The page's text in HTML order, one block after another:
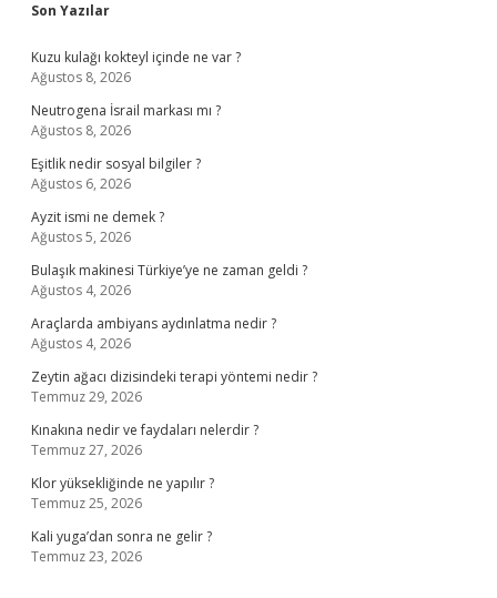
Sidebar
Son Yazılar
Kuzu kulağı kokteyl içinde ne var ?
Ağustos 8, 2026
Neutrogena İsrail markası mı ?
Ağustos 8, 2026
Eşitlik nedir sosyal bilgiler ?
Ağustos 6, 2026
Ayzit ismi ne demek ?
Ağustos 5, 2026
Bulaşık makinesi Türkiye’ye ne zaman geldi ?
Ağustos 4, 2026
Araçlarda ambiyans aydınlatma nedir ?
Ağustos 4, 2026
Zeytin ağacı dizisindeki terapi yöntemi nedir ?
Temmuz 29, 2026
Kınakına nedir ve faydaları nelerdir ?
Temmuz 27, 2026
Klor yüksekliğinde ne yapılır ?
Temmuz 25, 2026
Kali yuga’dan sonra ne gelir ?
Temmuz 23, 2026